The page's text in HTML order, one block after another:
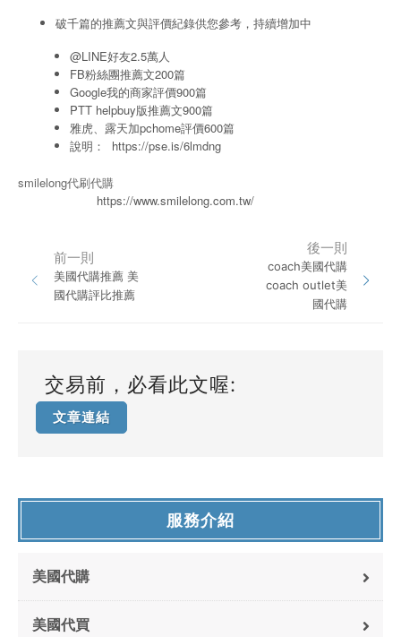
破千篇的推薦文與評價紀錄供您參考，持續增加中
@LINE好友2.5萬人
FB粉絲團推薦文200篇
Google我的商家評價900篇
PTT helpbuy版推薦文900篇
雅虎、露天加pchome評價600篇
說明： https://pse.is/6lmdng
smilelong代刷代購
https://www.smilelong.com.tw/
前一則
美國代購推薦 美
國代購評比推薦
後一則
coach美國代購
coach outlet美
國代購
交易前，必看此文喔:
文章連結
服務介紹
美國代購
美國代買